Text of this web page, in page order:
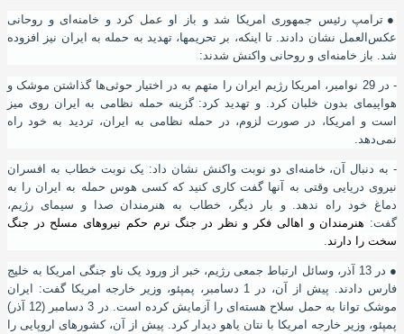
● ترامپ رئیس جمهوری امریکا شد و باز او عمل کرد و خامنه‌ای و روحانی
عکس‌العمل نشان دادند. تا اینکه، بر تحریمها، تهدید به حمله به ایران نیز افزوده
شد. باز خامنه‌ای و روحانی واکنش شدند:
- در 29 نوامبر، امریکا رﮊیم ایران را متهم به در اختیار حوثی‌ها گذاشتن موشک و
هواپیمای بدون خلبان کرد. و تهدید کرد: گزینه حمله نظامی به ایران روی میز
است و امریکا، در صورت لزوم، در حمله نظامی به ایران، تردید به خود راه
نمی‌دهد.
- به دنبال آن، خامنه‌ای دو نوبت واکنش نشان داد: یک نوبت خطاب به افسران
نیروی دریایی وقتی به آنها گفت کاری کنید که کسی هوس حمله به ایران را به
دماغ خود راه ندهد. و بار دیگر، خطاب به هنرمندان صدا و سیمای رﮊیم،
گفت: هنرمندان و اهالی فکر و نظر در جنگ نرم حکم نیروهای مسلح در جنگ
سخت را دارند
●
در 13 آذر، وسائل ارتباط جمعی رﮊیم، خبر از ورود یک ناو جنگی امریکا به خلیج
فارس دادند. پیش از آن، در 1 دسامبر، پمپئو، وزیر خارجه امریکا گفت: ایران
موشک توانا به حمل سلاح هسته
ای را آزمایش کرده ‌است. در 3 دسامبر (12 آذر)
پمپئو، وزیر خارجه امریکا با نتان یاهو دیدار کرد. پیش از آن، کشورهای اروپایی را